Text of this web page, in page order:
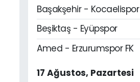
Başakşehir - Kocaelispor
Beşiktaş - Eyüpspor
Amed - Erzurumspor FK
17 Ağustos, Pazartesi